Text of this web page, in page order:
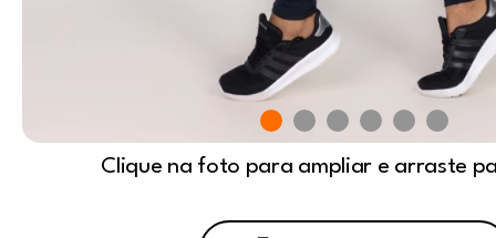
Clique na foto para ampliar e arraste